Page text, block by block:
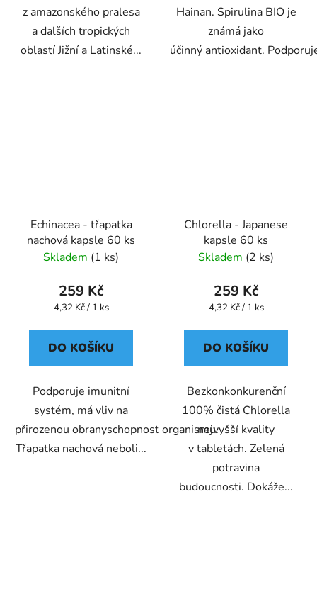
z amazonského pralesa
a dalších tropických
oblastí Jižní a Latinské...
Hainan. Spirulina BIO je
známá jako
účinný antioxidant.
Echinacea - třapatka
nachová kapsle 60 ks
Skladem (1 ks)
259 Kč
Měrná
4,32 Kč / 1 ks
DO KOŠÍKU
Podporuje imunitní
systém, má vliv na
přirozenou obranyschopnost organismu.
Třapatka nachová neboli...
Chlorella - Japanese
kapsle 60 ks
Skladem (2 ks)
259 Kč
Měrná
4,32 Kč / 1 ks
DO KOŠÍKU
Bezkonkonkurenční
100% čistá Chlorella
nejvyšší kvality
v tabletách. Zelená
potravina
budoucnosti. Dokáže...